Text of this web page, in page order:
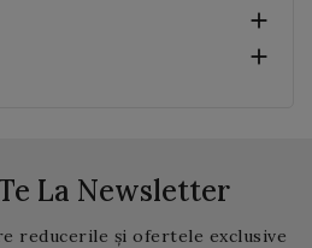


La Newsletter
reducerile și ofertele exclusive